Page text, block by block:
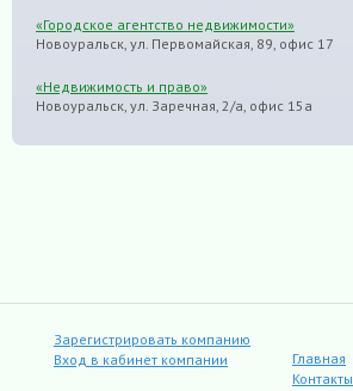
«Городское агентство недвижимости»
Новоуральск, ул. Первомайская, 89, офис 17
«Недвижимость и право»
Новоуральск, ул. Заречная, 2/а, офис 15а
Зарегистрировать компанию
Вход в кабинет компании
Главная
Контакты